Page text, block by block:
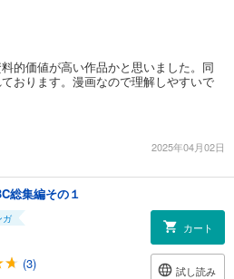
的価値が高い作品かと思いました。同
おります。漫画なので理解しやすいで
2025年04月02日
総集編その１
ガ
(3)
カート
試し読み